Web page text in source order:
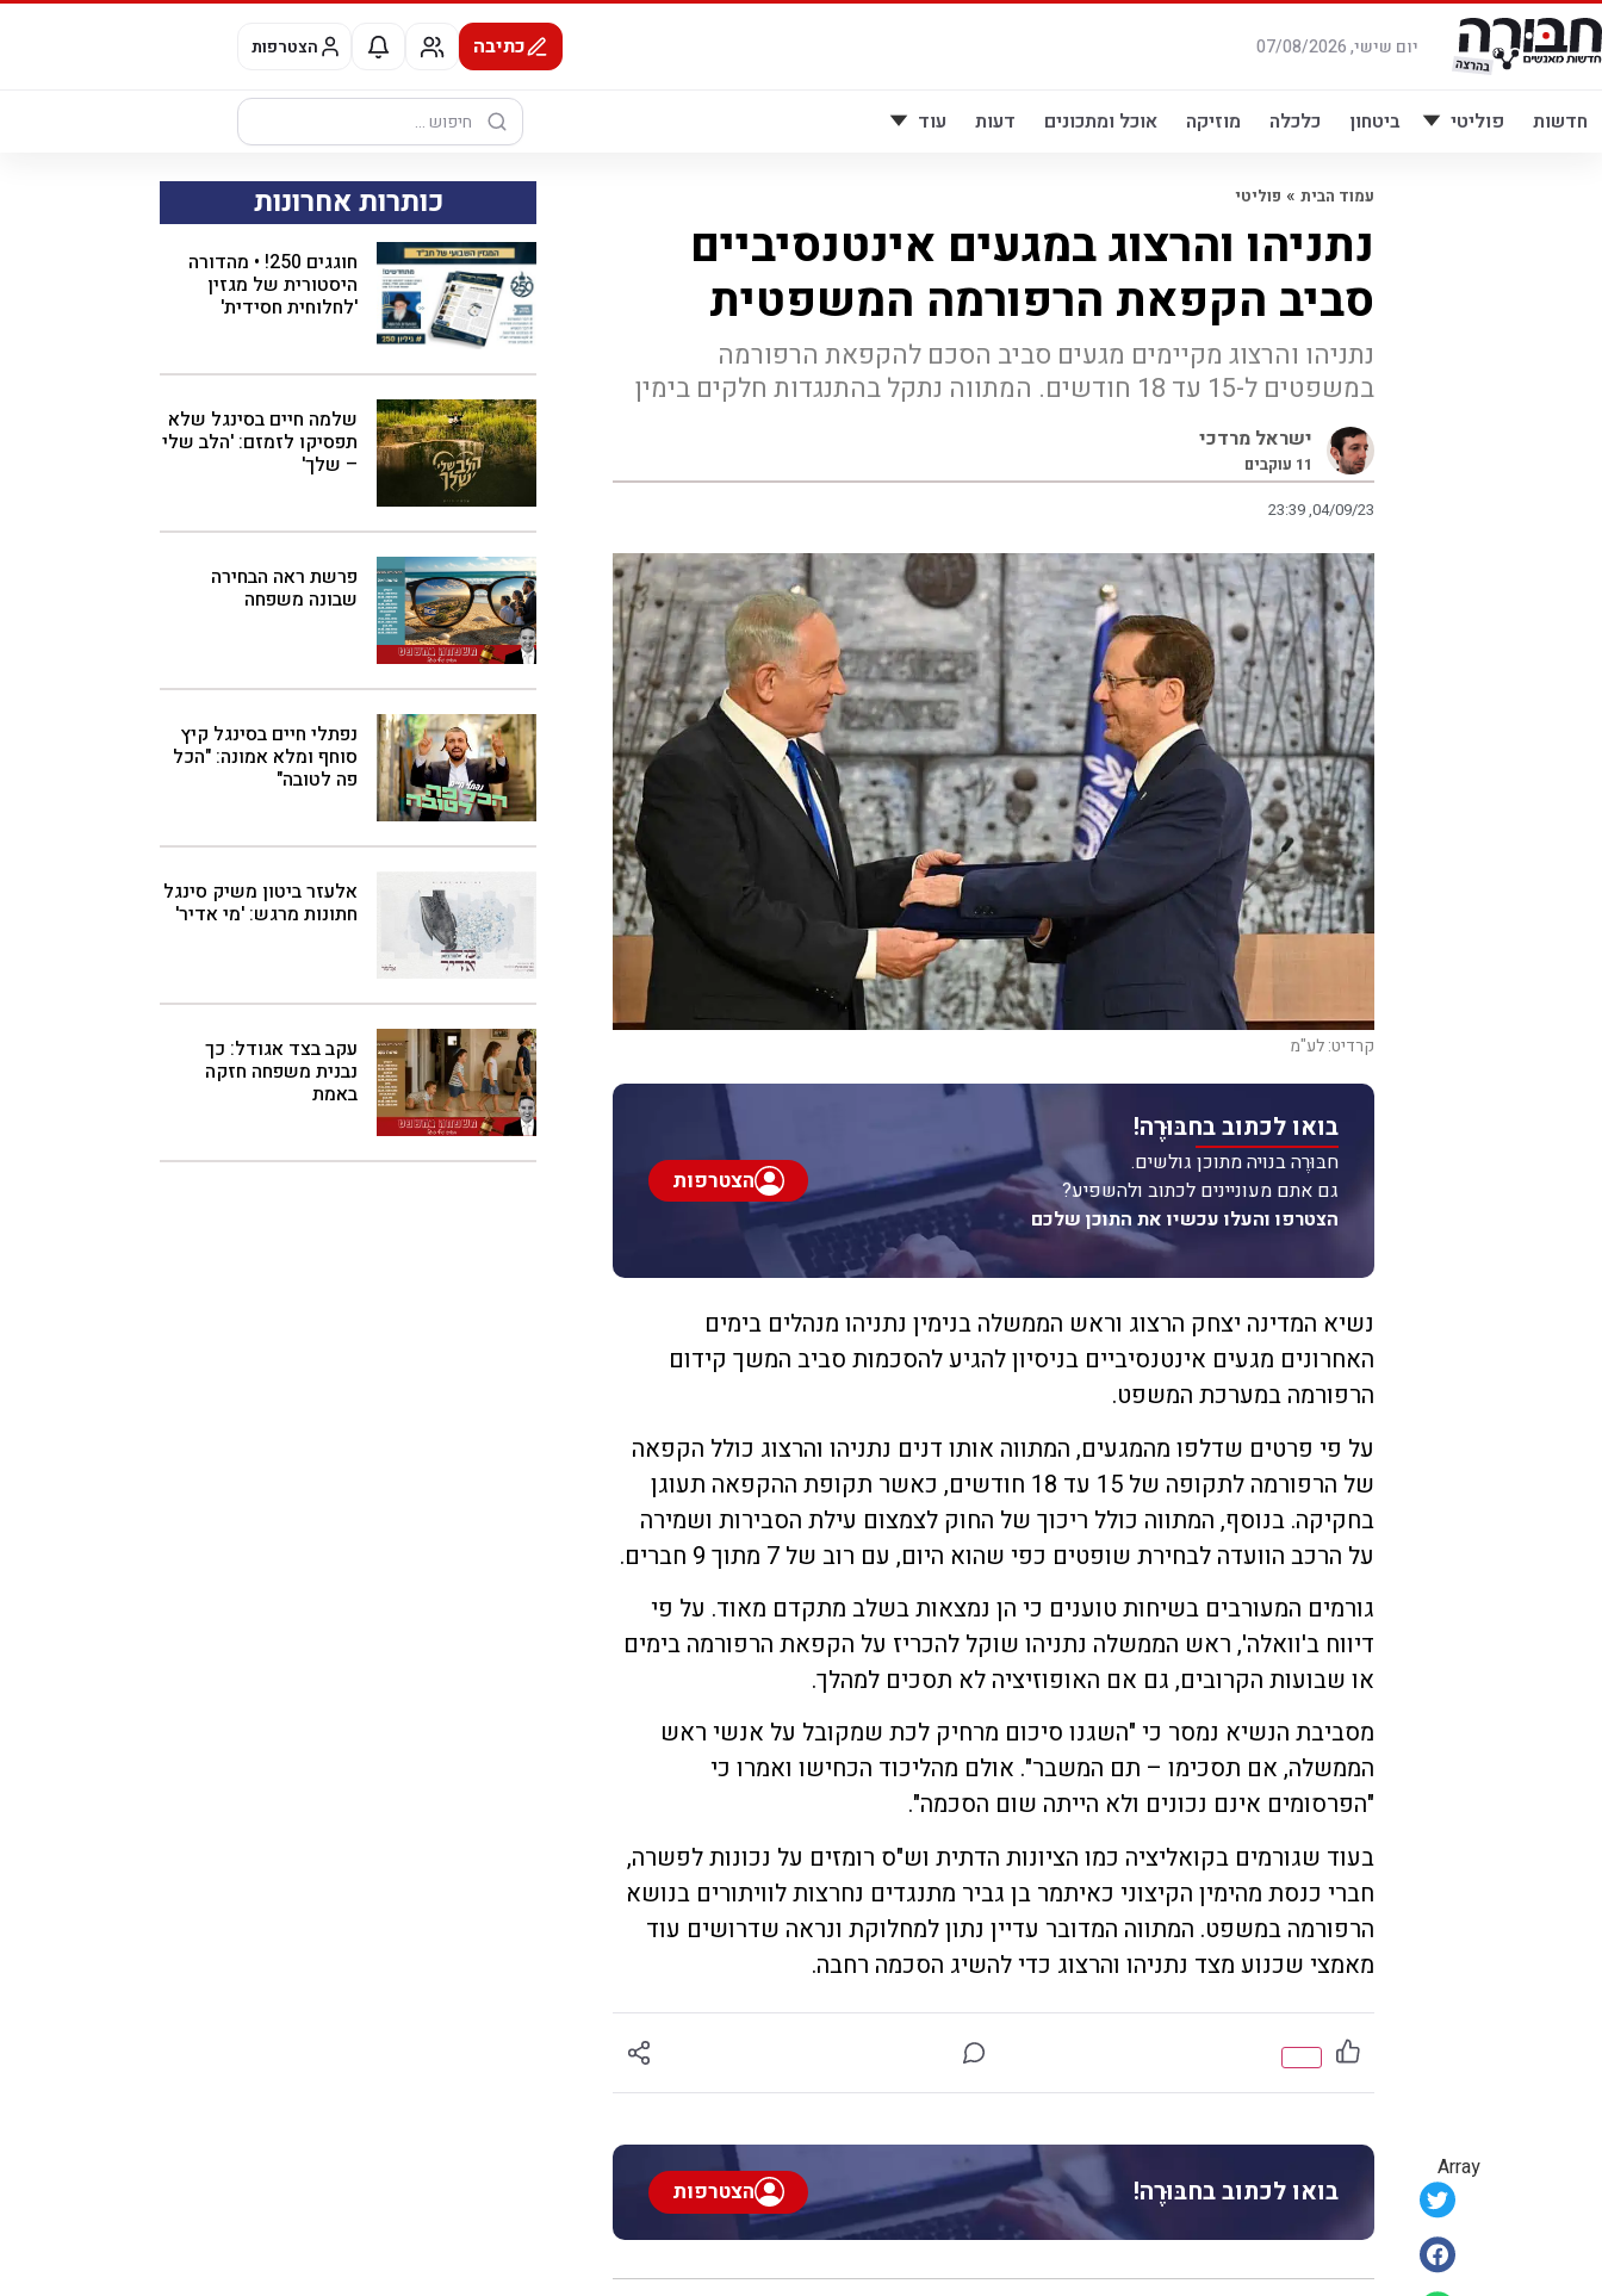
דלג
לתוכן
יום שישי, 07/08/2026 כתיבה הצטרפות
חדשות פוליטי ביטחון כלכלה מוזיקה אוכל ומתכונים דעות עוד
חיפוש:
Array
עמוד הבית » פוליטי
נתניהו והרצוג במגעים אינטנסיביים
סביב הקפאת הרפורמה המשפטית
נתניהו והרצוג מקיימים מגעים סביב הסכם להקפאת הרפורמה
במשפטים ל-15 עד 18 חודשים. המתווה נתקל בהתנגדות חלקים בימין
ישראל מרדכי
11 עוקבים
23:39 ,04/09/23
קרדיט: לע"מ
בואו לכתוב בחבּוּרֶה!
חבּוּרֶה בנויה מתוכן גולשים.
גם אתם מעוניינים לכתוב ולהשפיע?
הצטרפו והעלו עכשיו את התוכן שלכם
הצטרפות
נשיא המדינה יצחק הרצוג וראש הממשלה בנימין נתניהו מנהלים בימים
האחרונים מגעים אינטנסיביים בניסיון להגיע להסכמות סביב המשך קידום
הרפורמה במערכת המשפט.
על פי פרטים שדלפו מהמגעים, המתווה אותו דנים נתניהו והרצוג כולל הקפאה
של הרפורמה לתקופה של 15 עד 18 חודשים, כאשר תקופת ההקפאה תעוגן
בחקיקה. בנוסף, המתווה כולל ריכוך של החוק לצמצום עילת הסבירות ושמירה
על הרכב הוועדה לבחירת שופטים כפי שהוא היום, עם רוב של 7 מתוך 9 חברים.
גורמים המעורבים בשיחות טוענים כי הן נמצאות בשלב מתקדם מאוד. על פי
דיווח ב'וואלה', ראש הממשלה נתניהו שוקל להכריז על הקפאת הרפורמה בימים
או שבועות הקרובים, גם אם האופוזיציה לא תסכים למהלך.
מסביבת הנשיא נמסר כי "השגנו סיכום מרחיק לכת שמקובל על אנשי ראש
הממשלה, אם תסכימו – תם המשבר". אולם מהליכוד הכחישו ואמרו כי
"הפרסומים אינם נכונים ולא הייתה שום הסכמה".
בעוד שגורמים בקואליציה כמו הציונות הדתית וש"ס רומזים על נכונות לפשרה,
חברי כנסת מהימין הקיצוני כאיתמר בן גביר מתנגדים נחרצות לוויתורים בנושא
הרפורמה במשפט. המתווה המדובר עדיין נתון למחלוקת ונראה שדרושים עוד
מאמצי שכנוע מצד נתניהו והרצוג כדי להשיג הסכמה רחבה.
בואו לכתוב בחבּוּרֶה! הצטרפות
כותרות אחרונות
חוגגים 250! • מהדורה
היסטורית של מגזין
'לחלוחית חסידית'
שלמה חיים בסינגל שלא
תפסיקו לזמזם: 'הלב שלי
– שלך'
פרשת ראה הבחירה
שבונה משפחה
נפתלי חיים בסינגל קיץ
סוחף ומלא אמונה: "הכל
פה לטובה"
אלעזר ביטון משיק סינגל
חתונות מרגש: 'מי אדיר'
עקב בצד אגודל: כך
נבנית משפחה חזקה
באמת